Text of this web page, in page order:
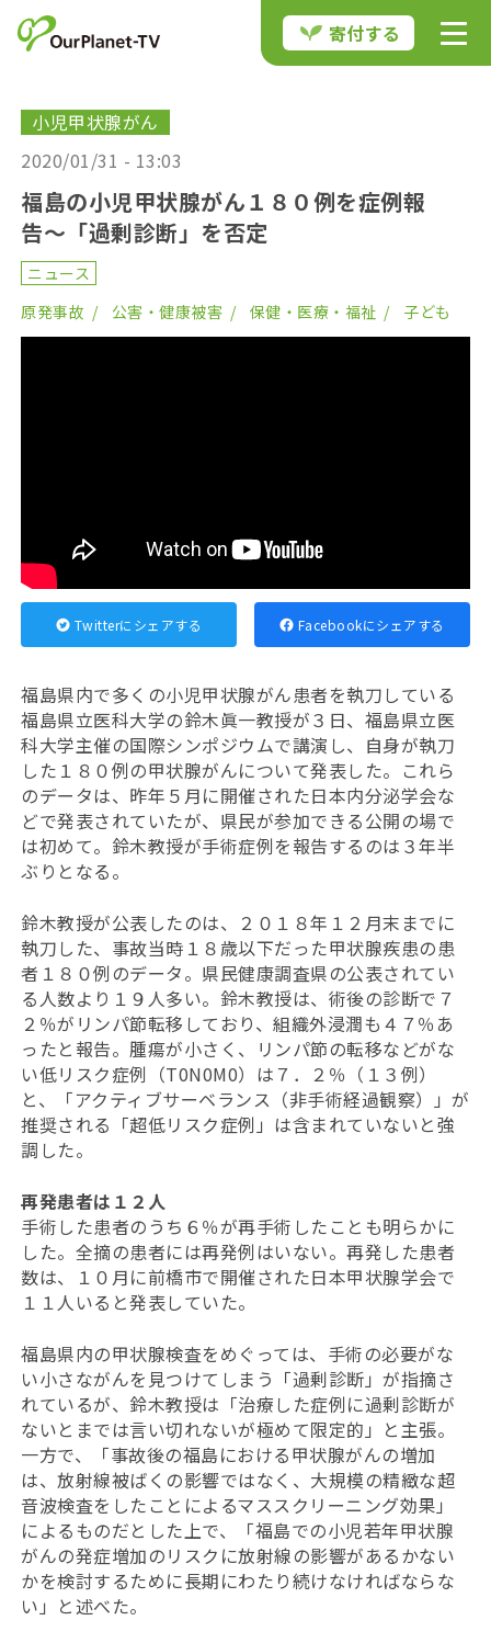
寄付する
小児甲状腺がん
2020/01/31 - 13:03
福島の小児甲状腺がん１８０例を症例報
告〜「過剰診断」を否定
ニュース
原発事故
公害・健康被害 保健・医療・福祉 子ども
Twitterにシェアする Facebookにシェアする
福島県内で多くの小児甲状腺がん患者を執刀している
福島県立医科大学の鈴木眞一教授が３日、福島県立医
科大学主催の国際シンポジウムで講演し、自身が執刀
した１８０例の甲状腺がんについて発表した。これら
のデータは、昨年５月に開催された日本内分泌学会な
どで発表されていたが、県民が参加できる公開の場で
は初めて。鈴木教授が手術症例を報告するのは３年半
ぶりとなる。
鈴木教授が公表したのは、２０１８年１２月末までに
執刀した、事故当時１８歳以下だった甲状腺疾患の患
者１８０例のデータ。県民健康調査県の公表されてい
る人数より１９人多い。鈴木教授は、術後の診断で７
２％がリンパ節転移しており、組織外浸潤も４７％あ
ったと報告。腫瘍が小さく、リンパ節の転移などがな
い低リスク症例（T0N0M0）は７．２％（１３例）
と、「アクティブサーベランス（非手術経過観察）」が
推奨される「超低リスク症例」は含まれていないと強
調した。
再発患者は１２人
手術した患者のうち６％が再手術したことも明らかに
した。全摘の患者には再発例はいない。再発した患者
数は、１０月に前橋市で開催された日本甲状腺学会で
１１人いると発表していた。
福島県内の甲状腺検査をめぐっては、手術の必要がな
い小さながんを見つけてしまう「過剰診断」が指摘さ
れているが、鈴木教授は「治療した症例に過剰診断が
ないとまでは言い切れないが極めて限定的」と主張。
一方で、「事故後の福島における甲状腺がんの増加
は、放射線被ばくの影響ではなく、大規模の精緻な超
音波検査をしたことによるマススクリーニング効果」
によるものだとした上で、「福島での小児若年甲状腺
がんの発症増加のリスクに放射線の影響があるかない
かを検討するために長期にわたり続けなければならな
い」と述べた。